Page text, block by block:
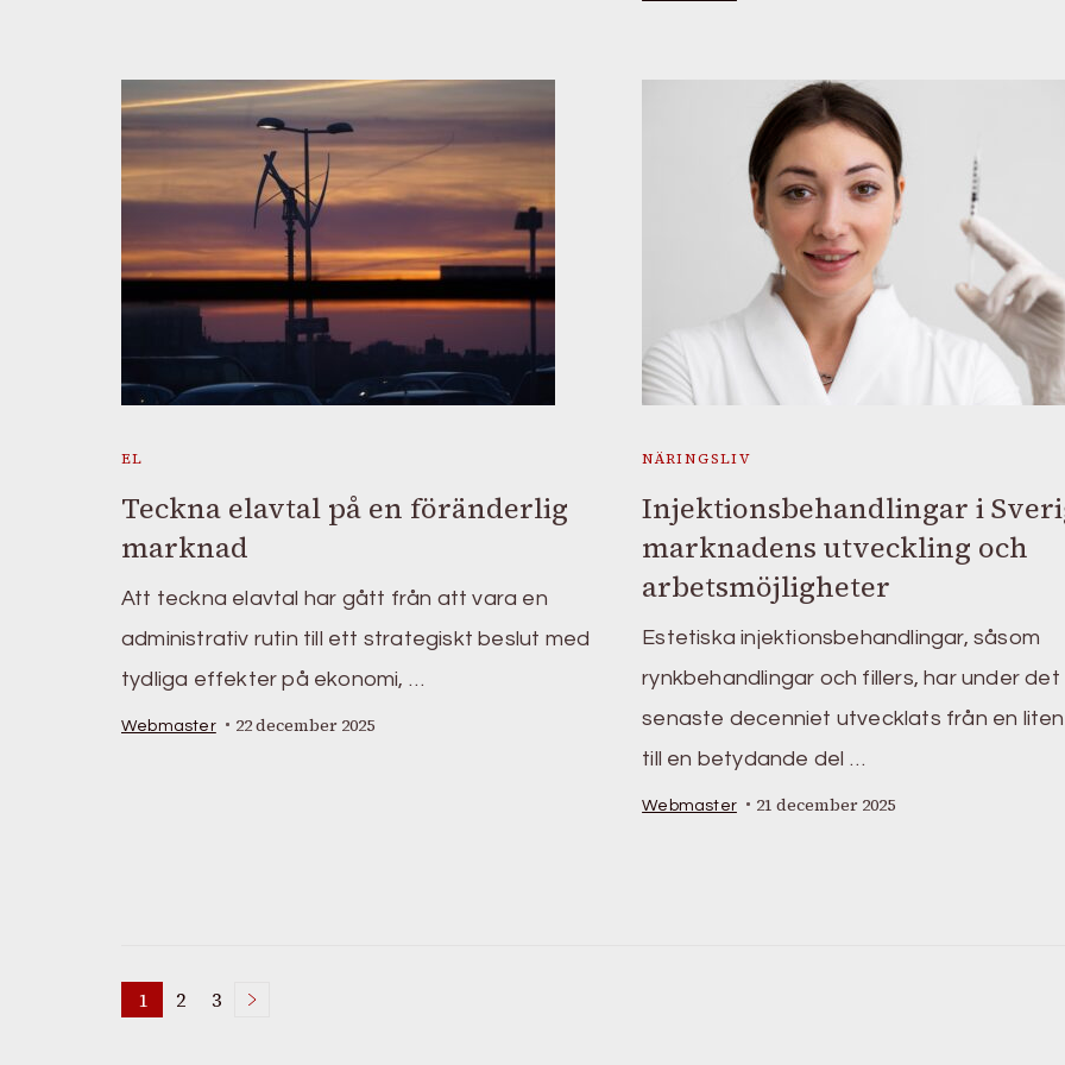
EL
Teckna elavtal på en föränderlig
marknad
Att teckna elavtal har gått från att vara en
administrativ rutin till ett strategiskt beslut med
tydliga effekter på ekonomi, …
Webmaster 22 december 2025
NÄRINGSLIV
Injektionsbehandlingar i
marknadens utveckling och
arbetsmöjligheter
Estetiska injektionsbehandlingar, såsom
rynkbehandlingar och fillers, har under det
senaste decenniet utvecklats från en
till en betydande del …
Webmaster 21 december 2025
Sidnumrering
Page
1 Page
2 Page
3